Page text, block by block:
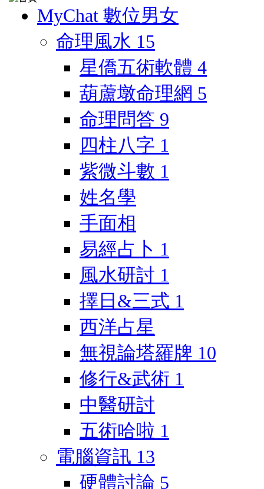
MyChat 數位男女
命理風水 15
星僑五術軟體 4
葫蘆墩命理網 5
命理問答 9
四柱八字 1
紫微斗數 1
姓名學
手面相
易經占卜 1
風水研討 1
擇日&三式 1
西洋占星
無視論塔羅牌 10
修行&武術 1
中醫研討
五術哈啦 1
電腦資訊 13
硬體討論 5